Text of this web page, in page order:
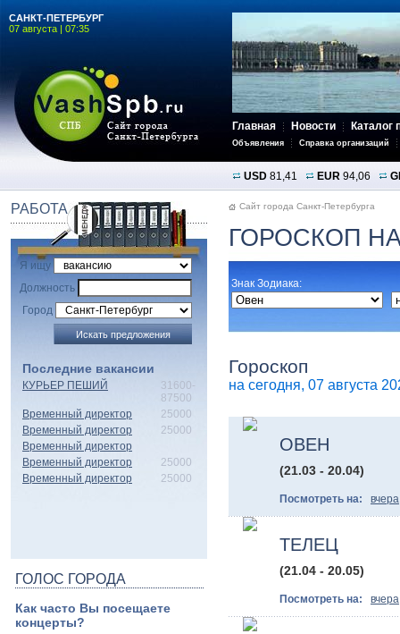
САНКТ-ПЕТЕРБУРГ
07 августа | 07:35
Главная Новости Каталог
Объявления Справка организаций
USD 81,41 EUR 94,06
РАБОТА
Я ищу
Должность
Город
Последние вакансии
КУРЬЕР ПЕШИЙ
31600-
87500
Временный директор
25000
Временный директор
25000
Временный директор
Временный директор
25000
Временный директор
25000
ГОЛОС ГОРОДА
Как часто Вы посещаете
концерты?
Сайт города Санкт-Петербурга
ГОРОСКОП
Знак Зодиака:
Гороскоп
на сегодня, 07 августа
ОВЕН
(21.03 - 20.04)
Посмотреть на: вчера
ТЕЛЕЦ
(21.04 - 20.05)
Посмотреть на: вчера